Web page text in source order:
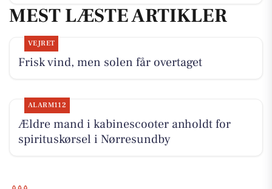
MEST LÆSTE ARTIKLER
VEJRET
Frisk vind, men solen får overtaget
ALARM112
Ældre mand i kabinescooter anholdt for
spirituskørsel i Nørresundby